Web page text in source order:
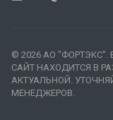
© 2026 АО "ФОРТЭКС".
САЙТ НАХОДИТСЯ В
АКТУАЛЬНОЙ.
МЕНЕДЖЕРОВ.